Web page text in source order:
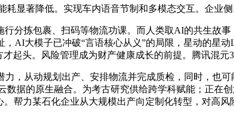
著降低。实现车内语音节制和多模态交互。企业侧
拣包裹、扫码等物流功课。而人类取AI的共生故事
大模子已冲破“言语核心从义”的局限，星动的星动
起头。风险管理成为财产健康成长的前提。腾讯混元
从动规划出产、安排物流并完成质检，同时，也可
据的原生融合。为考古研究供给跨学科赋能；正在
帮力某石化企业从大规模出产向定制化转型，对高风